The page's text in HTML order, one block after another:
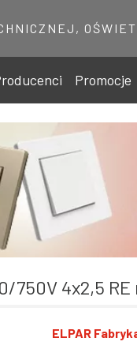
Promocje
750V 4x2,5
ELPAR